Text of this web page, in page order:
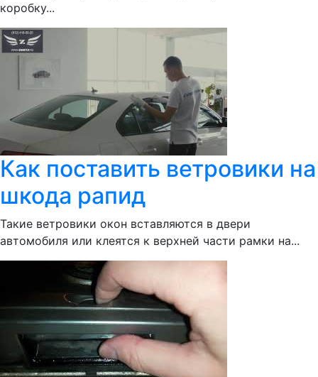
коробку...
Как поставить ветровики на
шкода рапид
Такие ветровики окон вставляются в двери
автомобиля или клеятся к верхней части рамки на...